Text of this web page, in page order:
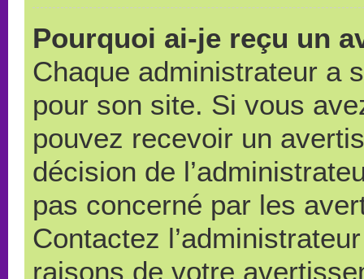
Pourquoi ai-je reçu un
Chaque administrateur a
pour son site. Si vous
pouvez recevoir un
décision de
pas concerné par les
Contactez
raisons de votre